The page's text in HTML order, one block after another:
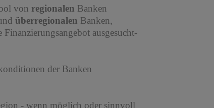
von regionalen Banken
überregionalen Banken,
Finanzierungsangebot ausgesucht-
der Banken
- wenn möglich oder sinnvoll